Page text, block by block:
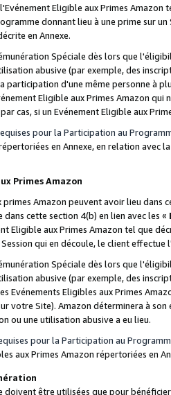
Eligible aux Primes Amazon
donnant lieu à une prime sur
en Annexe.
Spéciale dès lors que
abusive (par exemple, des
participation d'une même personne à
Eligible aux Primes Amazon qui
cas, si un Evénement Eligible aux
pour la Participation au
en Annexe, en relation avec
Primes Amazon
Amazon peuvent avoir lieu dans
cette section 4(b) en lien avec les «
Eligible aux Primes Amazon tel que
qui en découle, le client
Spéciale dès lors que
abusive (par exemple, des
Evénements Eligibles aux Primes
votre Site). Amazon déterminera à
ou une utilisation abusive a eu lieu.
pour la Participation au
aux Primes Amazon répertoriées en
doivent être utilisées que pour